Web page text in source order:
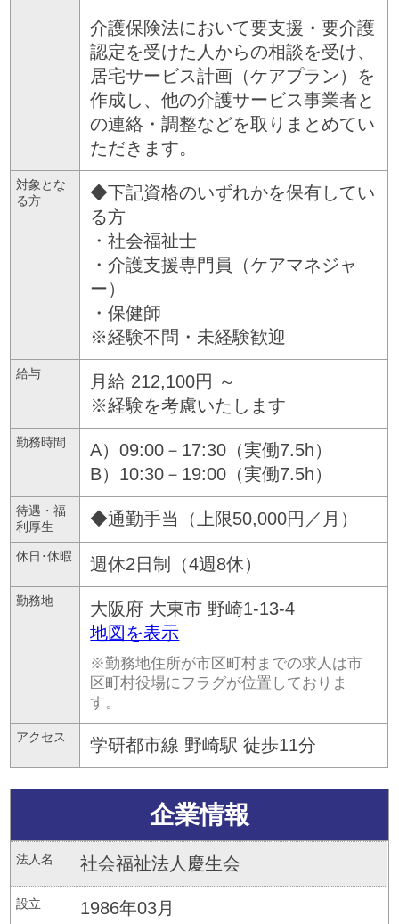
介護保険法において要支援・要介護
認定を受けた人からの相談を受け、
居宅サービス計画（ケアプラン）を
作成し、他の介護サービス事業者と
の連絡・調整などを取りまとめてい
ただきます。
対象とな
る方
◆下記資格のいずれかを保有してい
る方
・社会福祉士
・介護支援専門員（ケアマネジャ
ー）
・保健師
※経験不問・未経験歓迎
給与
月給 212,100円 ～
※経験を考慮いたします
勤務時間
A）09:00－17:30（実働7.5h）
B）10:30－19:00（実働7.5h）
待遇・福
利厚生
◆通勤手当（上限50,000円／月）
休日･休暇 週休2日制（4週8休）
勤務地 大阪府 大東市 野崎1-13-4
地図を表示
※勤務地住所が市区町村までの求人は市
区町村役場にフラグが位置しておりま
す。
アクセス 学研都市線 野崎駅 徒歩11分
企業情報
法人名 社会福祉法人慶生会
設立 1986年03月